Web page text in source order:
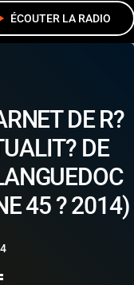
ÉCOUTER LA RADIO
DE R?
DE
45 ? 2014)